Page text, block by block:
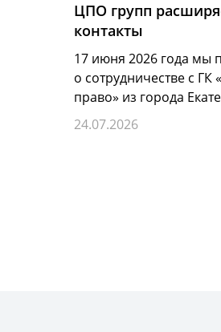
ЦПО групп
контакты
17 июня 2026 года мы
о сотрудничестве с
право» из города
24.07.2026